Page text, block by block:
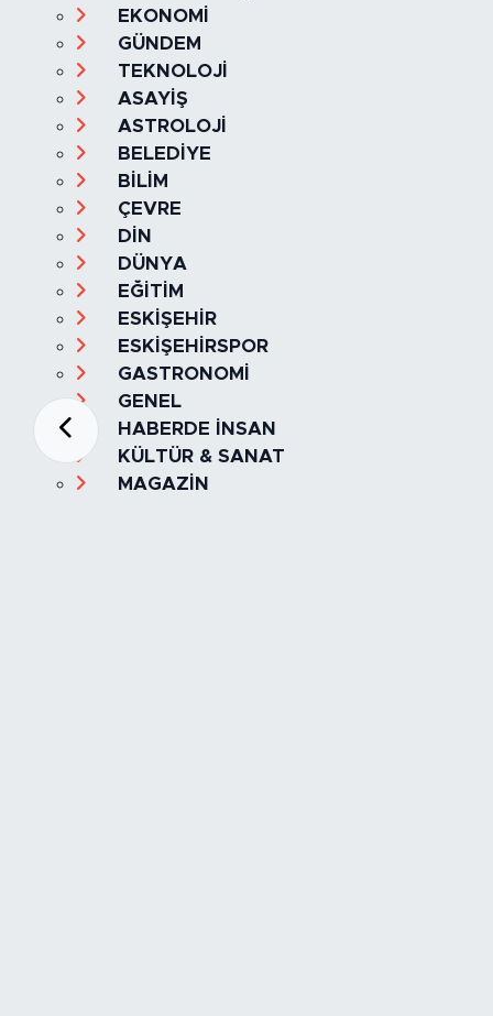
EKONOMİ
GÜNDEM
TEKNOLOJİ
ASAYİŞ
ASTROLOJİ
BELEDİYE
BİLİM
ÇEVRE
DİN
DÜNYA
EĞİTİM
ESKİŞEHİR
ESKİŞEHİRSPOR
GASTRONOMİ
GENEL
HABERDE İNSAN
KÜLTÜR & SANAT
MAGAZİN